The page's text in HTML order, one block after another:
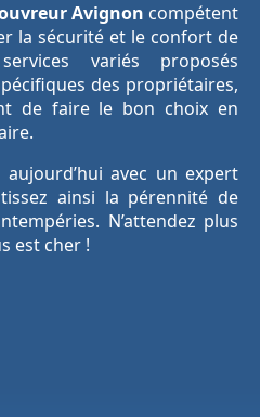
Avignon compétent
la sécurité et le confort de
variés proposés
des propriétaires,
de faire le bon choix en
avec un expert
ainsi la pérennité de
N’attendez plus
est cher !